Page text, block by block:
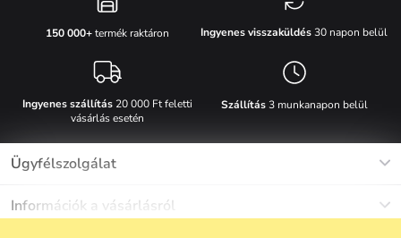
150 000+termék raktáron Ingyenes visszaküldés30 napon belül
Ingyenes szállítás20 000 Ft feletti
vásárlás esetén
Szállítás3 munkanapon belül
Ügyfélszolgálat
Információk a vásárlásról